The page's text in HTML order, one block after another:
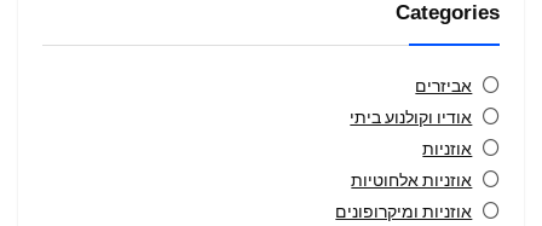
Categories
אביזרים
אודיו וקולנוע ביתי
אוזניות
אוזניות אלחוטיות
אוזניות ומיקרופונים